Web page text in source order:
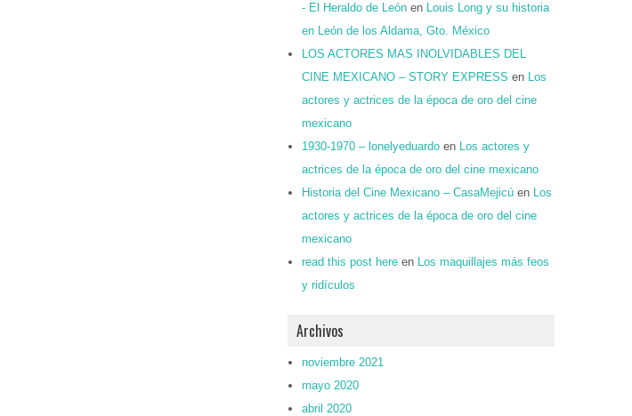
- El Heraldo de León en Louis Long y su historia
en León de los Aldama, Gto. México
LOS ACTORES MAS INOLVIDABLES DEL
CINE MEXICANO – STORY EXPRESS en Los
actores y actrices de la época de oro del cine
mexicano
1930-1970 – lonelyeduardo en Los actores y
actrices de la época de oro del cine mexicano
Historia del Cine Mexicano – CasaMejicú en Los
actores y actrices de la época de oro del cine
mexicano
read this post here en Los maquillajes más feos
y ridículos
Archivos
noviembre 2021
mayo 2020
abril 2020